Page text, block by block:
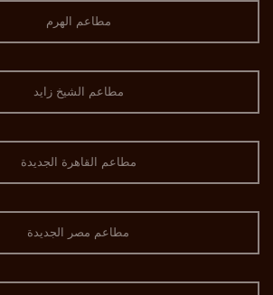
مطاعم الهرم
مطاعم الشيخ زايد
مطاعم القاهرة الجديدة
مطاعم مصر الجديدة